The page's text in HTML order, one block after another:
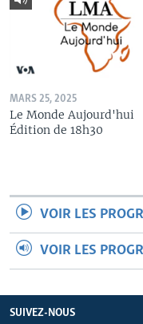
MARS 25, 2025
Le Monde Aujourd'hui
Édition de 18h30
VOIR LES
VOIR LES
SUIVEZ-NOUS